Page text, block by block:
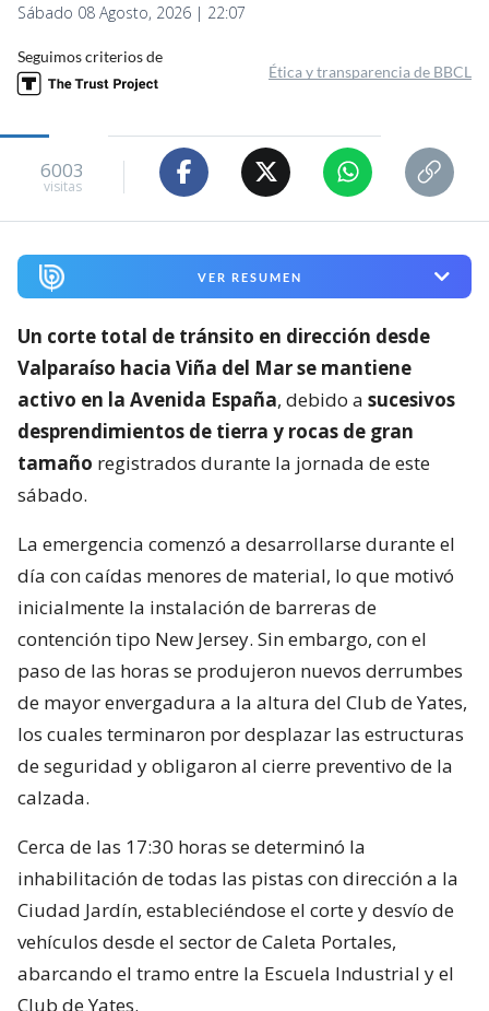
Sábado 08 Agosto, 2026 | 22:07
Seguimos criterios de
Ética y transparencia de BBCL
6003
visitas
VER RESUMEN
Un corte total de tránsito en dirección desde
Valparaíso hacia Viña del Mar se mantiene
activo en la Avenida España, debido a sucesivos
desprendimientos de tierra y rocas de gran
tamaño registrados durante la jornada de este
sábado.
La emergencia comenzó a desarrollarse durante el
día con caídas menores de material, lo que motivó
inicialmente la instalación de barreras de
contención tipo New Jersey. Sin embargo, con el
paso de las horas se produjeron nuevos derrumbes
de mayor envergadura a la altura del Club de Yates,
los cuales terminaron por desplazar las estructuras
de seguridad y obligaron al cierre preventivo de la
calzada.
Cerca de las 17:30 horas se determinó la
inhabilitación de todas las pistas con dirección a la
Ciudad Jardín, estableciéndose el corte y desvío de
vehículos desde el sector de Caleta Portales,
abarcando el tramo entre la Escuela Industrial y el
Club de Yates.